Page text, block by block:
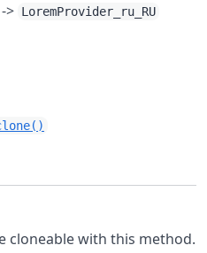
-> LoremProvider_ru_RU
cloneable with this method.